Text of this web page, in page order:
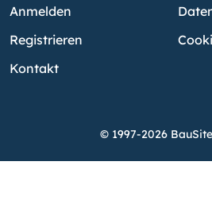
Anmelden
Registrieren
Kontakt
© 1997-2026